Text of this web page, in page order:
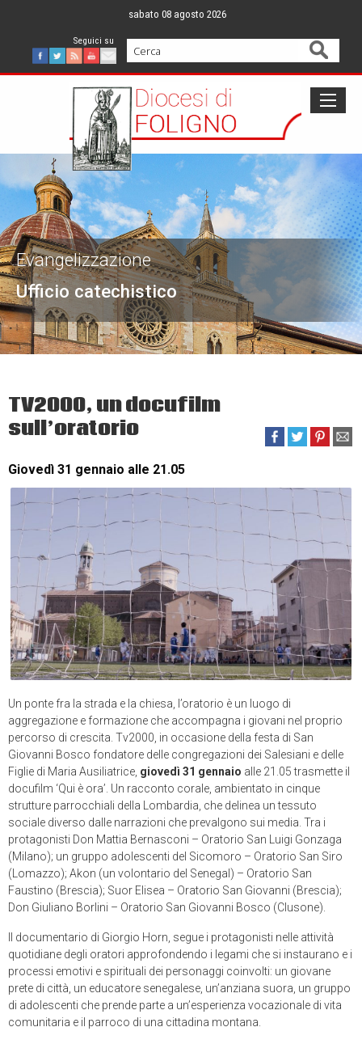
content
sabato 08 agosto 2026
Facebook
Twitter
FeedYoutube
Mail
Cerca
Ufficio catechistico
Evangelizzazione
TV2000, un docufilm
sull’oratorio
Giovedì 31 gennaio alle 21.05
Un ponte fra la strada e la chiesa, l’oratorio è un luogo di
aggregazione e formazione che accompagna i giovani nel proprio
percorso di crescita. Tv2000, in occasione della festa di San
Giovanni Bosco fondatore delle congregazioni dei Salesiani e delle
Figlie di Maria Ausiliatrice, giovedì 31 gennaio alle 21.05 trasmette il
docufilm ‘Qui è ora’. Un racconto corale, ambientato in cinque
strutture parrocchiali della Lombardia, che delinea un tessuto
sociale diverso dalle narrazioni che prevalgono sui media. Tra i
protagonisti Don Mattia Bernasconi – Oratorio San Luigi Gonzaga
(Milano); un gruppo adolescenti del Sicomoro – Oratorio San Siro
(Lomazzo); Akon (un volontario del Senegal) – Oratorio San
Faustino (Brescia); Suor Elisea – Oratorio San Giovanni (Brescia);
Don Giuliano Borlini – Oratorio San Giovanni Bosco (Clusone).
Il documentario di Giorgio Horn, segue i protagonisti nelle attività
quotidiane degli oratori approfondendo i legami che si instaurano e i
processi emotivi e spirituali dei personaggi coinvolti: un giovane
prete di città, un educatore senegalese, un’anziana suora, un gruppo
di adolescenti che prende parte a un’esperienza vocazionale di vita
comunitaria e il parroco di una cittadina montana.